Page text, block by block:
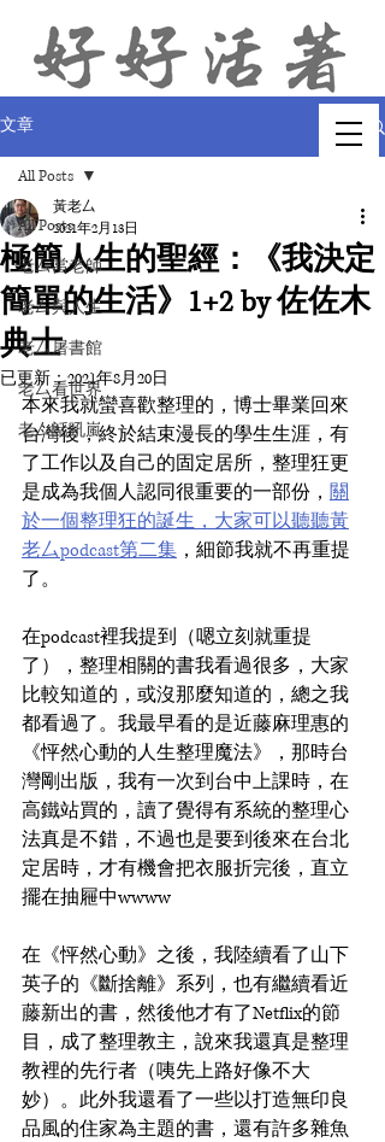
文章
All Posts
老厶當老師
老厶與人生
老厶屠書館
老厶看世界
老厶話吼嵐
All Posts
極簡人生的聖經：《我決定
簡單的生活》1+2 by 佐佐木
典士
黃老厶
2021年2月13日
已更新：2021年8月20日
本來我就蠻喜歡整理的，博士畢業回來
台灣後，終於結束漫長的學生生涯，有
了工作以及自己的固定居所，整理狂更
是成為我個人認同很重要的一部份， 關
於一個整理狂的誕生，大家可以聽聽黃
老厶podcast第二集 ，細節我就不再重提
了。
在podcast裡我提到（嗯立刻就重提
了），整理相關的書我看過很多，大家
比較知道的，或沒那麼知道的，總之我
都看過了。我最早看的是近藤麻理惠的
《怦然心動的人生整理魔法》，那時台
灣剛出版，我有一次到台中上課時，在
高鐵站買的，讀了覺得有系統的整理心
法真是不錯，不過也是要到後來在台北
定居時，才有機會把衣服折完後，直立
擺在抽屜中wwww
在《怦然心動》之後，我陸續看了山下
英子的《斷捨離》系列，也有繼續看近
藤新出的書，然後他才有了Netflix的節
目，成了整理教主，說來我還真是整理
教裡的先行者（咦先上路好像不大
妙）。此外我還看了一些以打造無印良
品風的住家為主題的書，還有許多雜魚